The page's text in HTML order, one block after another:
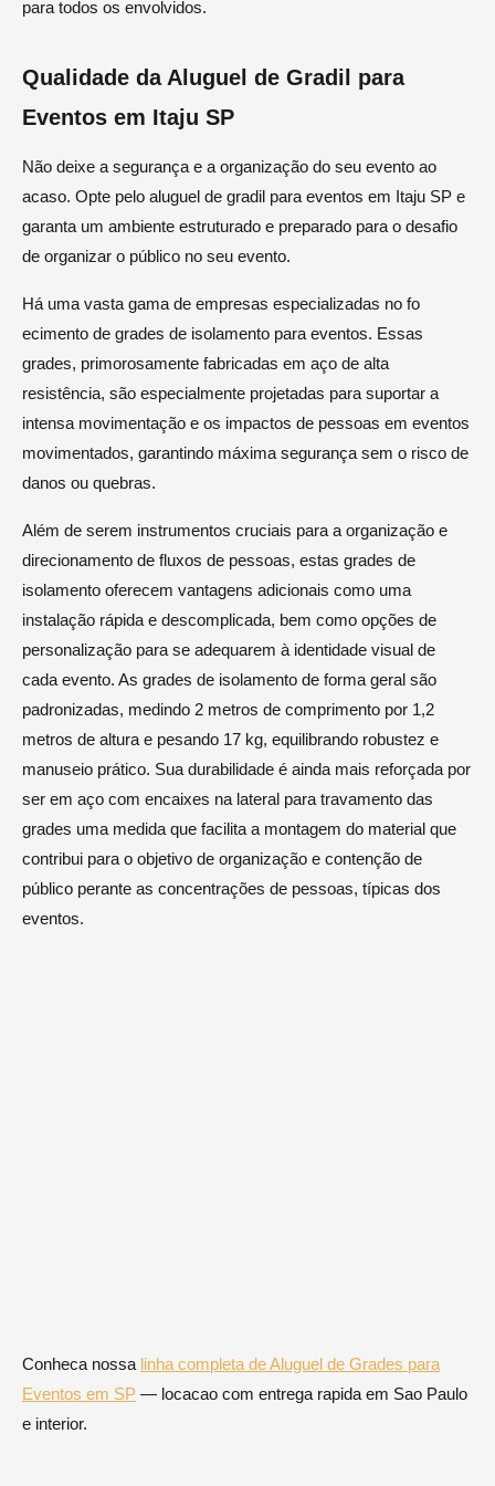
para todos os envolvidos.
Qualidade da Aluguel de Gradil para
Eventos em Itaju SP
Não deixe a segurança e a organização do seu evento ao
acaso. Opte pelo aluguel de gradil para eventos em Itaju SP e
garanta um ambiente estruturado e preparado para o desafio
de organizar o público no seu evento.
Há uma vasta gama de empresas especializadas no fo
ecimento de grades de isolamento para eventos. Essas
grades, primorosamente fabricadas em aço de alta
resistência, são especialmente projetadas para suportar a
intensa movimentação e os impactos de pessoas em eventos
movimentados, garantindo máxima segurança sem o risco de
danos ou quebras.
Além de serem instrumentos cruciais para a organização e
direcionamento de fluxos de pessoas, estas grades de
isolamento oferecem vantagens adicionais como uma
instalação rápida e descomplicada, bem como opções de
personalização para se adequarem à identidade visual de
cada evento. As grades de isolamento de forma geral são
padronizadas, medindo 2 metros de comprimento por 1,2
metros de altura e pesando 17 kg, equilibrando robustez e
manuseio prático. Sua durabilidade é ainda mais reforçada por
ser em aço com encaixes na lateral para travamento das
grades uma medida que facilita a montagem do material que
contribui para o objetivo de organização e contenção de
público perante as concentrações de pessoas, típicas dos
eventos.
Conheca nossa linha completa de Aluguel de Grades para
Eventos em SP — locacao com entrega rapida em Sao Paulo
e interior.